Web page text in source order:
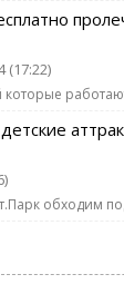
(17:22)
обходим